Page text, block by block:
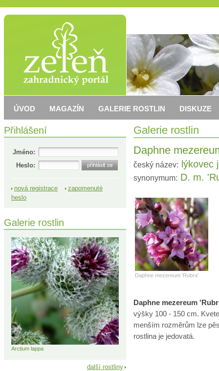
Galerie rostlin
Daphne
český název: lýkovec
synonymum: D. m.
Daphne mezereum 'Rubra'
Daphne mezereum
výšky 100 - 150 cm.
menším rozměrům lze
rostlina je jedovatá.
Přihlášení
Jméno:
Heslo:
nová registrace
zapomenuté
heslo
Galerie rostlin
Arctium lappa
další rostliny
ÚVOD MAGAZÍN GALERIE ROSTLIN DISKUZE